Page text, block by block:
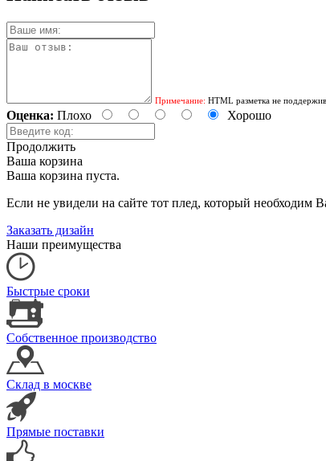
Примечание: HTML разметка не
Оценка: Плохо Хорошо
Продолжить
Ваша корзина
Ваша корзина пуста.
Если не увидели на сайте тот плед, который
Заказать дизайн
Наши преимущества
Быстрые сроки
Собственное производство
Склад в москве
Прямые поставки